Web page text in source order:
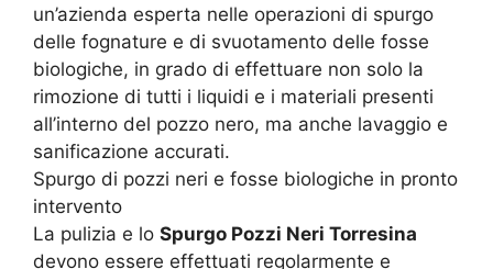
un’azienda esperta nelle operazioni di spurgo
delle fognature e di svuotamento delle fosse
biologiche, in grado di effettuare non solo la
rimozione di tutti i liquidi e i materiali presenti
all’interno del pozzo nero, ma anche lavaggio e
sanificazione accurati.
Spurgo di pozzi neri e fosse biologiche in pronto
intervento
La pulizia e lo Spurgo Pozzi Neri Torresina
devono essere effettuati regolarmente e